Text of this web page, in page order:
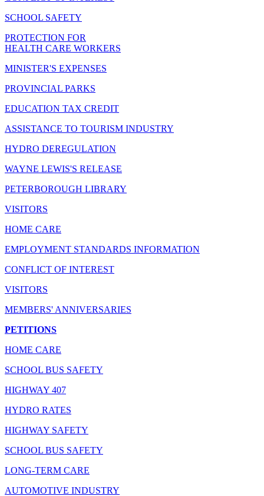
SCHOOL SAFETY
PROTECTION FOR
HEALTH CARE WORKERS
MINISTER'S EXPENSES
PROVINCIAL PARKS
EDUCATION TAX CREDIT
ASSISTANCE TO TOURISM INDUSTRY
HYDRO DEREGULATION
WAYNE LEWIS'S RELEASE
PETERBOROUGH LIBRARY
VISITORS
HOME CARE
EMPLOYMENT STANDARDS INFORMATION
CONFLICT OF INTEREST
VISITORS
MEMBERS' ANNIVERSARIES
PETITIONS
HOME CARE
SCHOOL BUS SAFETY
HIGHWAY 407
HYDRO RATES
HIGHWAY SAFETY
SCHOOL BUS SAFETY
LONG-TERM CARE
AUTOMOTIVE INDUSTRY